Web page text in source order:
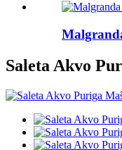
Saleta Akvo